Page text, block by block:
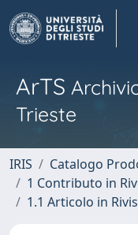
ArTS
Trieste
IRIS
Catalogo
1 Contributo in
1.1 Articolo in